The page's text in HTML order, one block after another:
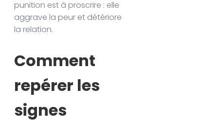
punition est à proscrire : elle
aggrave la peur et détériore
la relation.
Comment
repérer les
signes